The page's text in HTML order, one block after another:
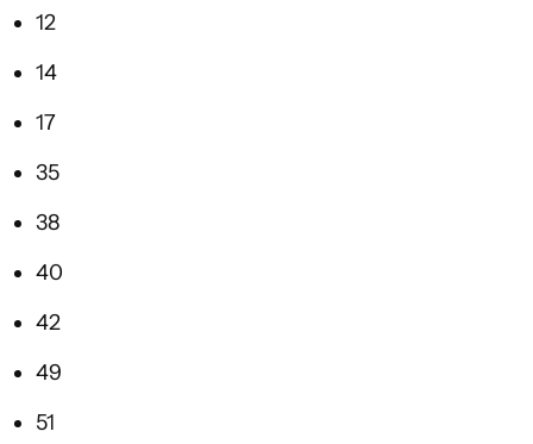
12
14
17
35
38
40
42
49
51